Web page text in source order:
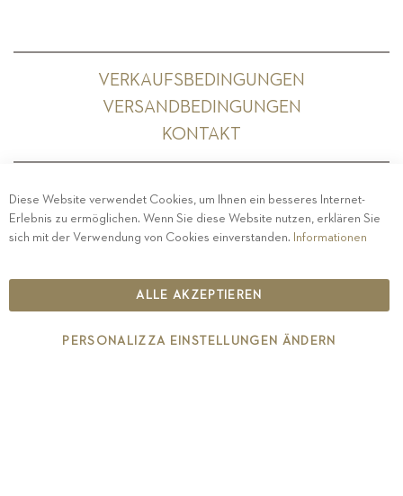
VERKAUFSBEDINGUNGEN
VERSANDBEDINGUNGEN
KONTAKT
PRIVACY-IMPRESSUM- COOKIE POLICY-
ETHISCHER KODEX
IT00126670215
Diese Website verwendet Cookies, um Ihnen ein besseres Internet-
Erlebnis zu ermöglichen. Wenn Sie diese Website nutzen, erklären Sie
sich mit der Verwendung von Cookies einverstanden. Informationen
ALLE AKZEPTIEREN
PERSONALIZZA EINSTELLUNGEN ÄNDERN